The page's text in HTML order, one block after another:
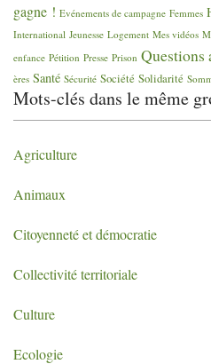
gagne ! Evénements de campagne Femmes
International Jeunesse Logement Mes vidéos
enfance Pétition Presse Prison Questions
ères Santé Sécurité Société Solidarité
Mots-clés dans le même
Agriculture
Animaux
Citoyenneté et démocratie
Collectivité territoriale
Culture
Ecologie